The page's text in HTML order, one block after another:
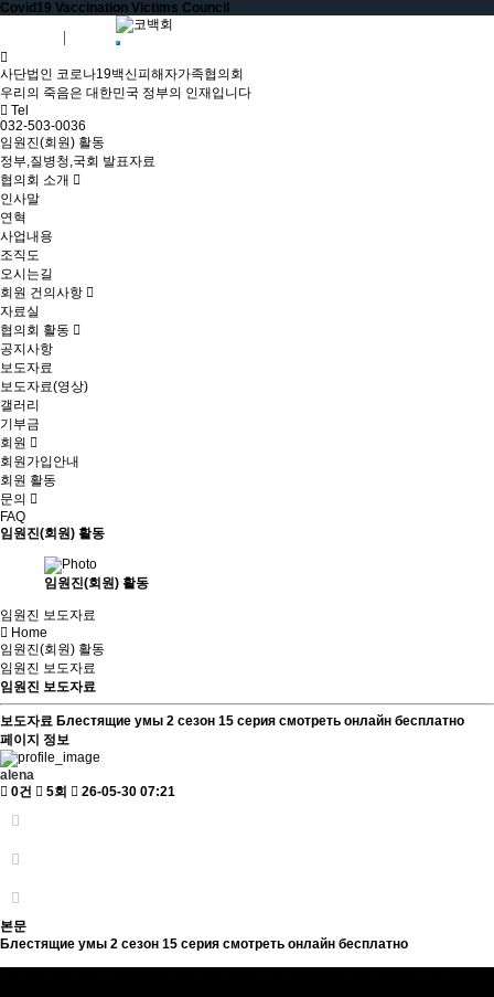
Covid19 Vaccination Victims Council
사단법인 코로나19백신피해자가족협의회
우리의 죽음은 대한민국 정부의 인재입니다
Tel
032-503-0036
임원진(회원) 활동
정부,질병청,국회 발표자료
협의회 소개
인사말
연혁
사업내용
조직도
오시는길
회원 건의사항
자료실
협의회 활동
공지사항
보도자료
보도자료(영상)
갤러리
기부금
회원
회원가입안내
회원 활동
문의
FAQ
임원진(회원) 활동
임원진(회원) 활동
임원진 보도자료
Home
임원진(회원) 활동
임원진 보도자료
임원진 보도자료
보도자료 Блестящие умы 2 сезон 15 серия смотреть онлайн бесплатно
페이지 정보
alena
0건
5회 26-05-30 07:21
본문
Блестящие умы 2 сезон 15 серия смотреть онлайн бесплатно